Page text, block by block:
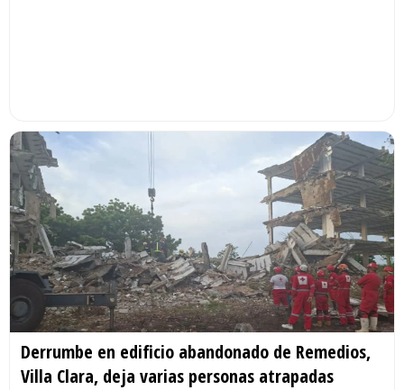
Derrumbe en edificio abandonado de Remedios,
Villa Clara, deja varias personas atrapadas